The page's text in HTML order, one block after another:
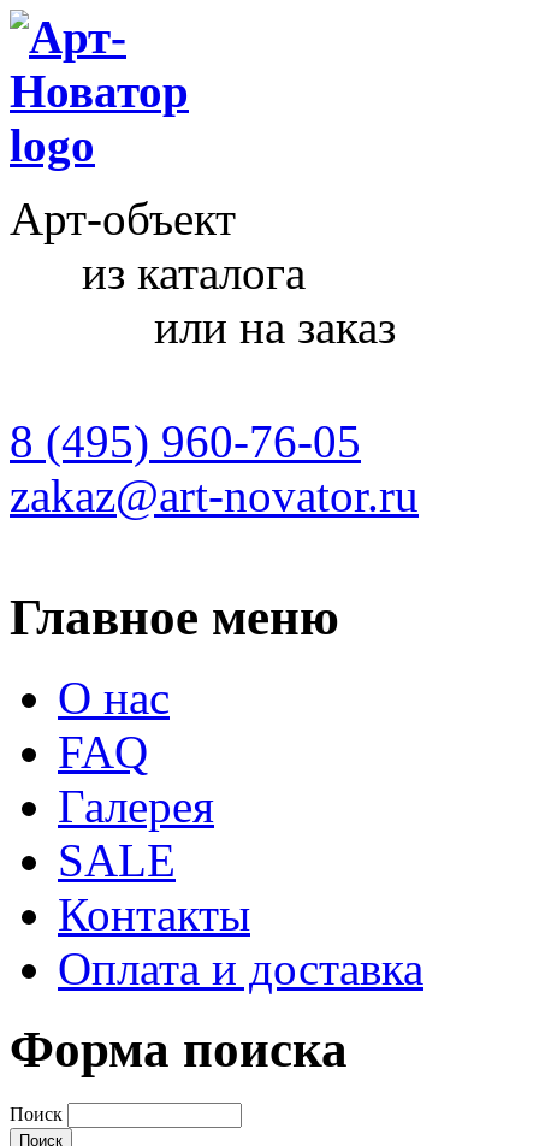
Арт-объект
из каталога
или на заказ
8 (495) 960-76-05
zakaz@art-novator.ru
Главное меню
О нас
FAQ
Галерея
SALE
Контакты
Оплата и доставка
Форма поиска
Поиск